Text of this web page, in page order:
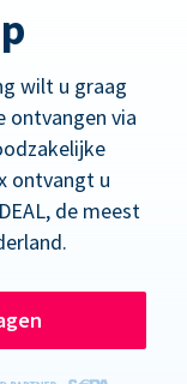
wilt u graag
ontvangen via
ontvangt u
de meest